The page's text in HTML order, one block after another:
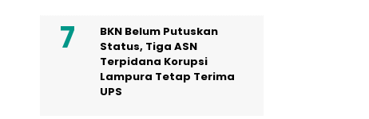
BKN Belum Putuskan
Status, Tiga ASN
Terpidana Korupsi
Lampura Tetap Terima
UPS